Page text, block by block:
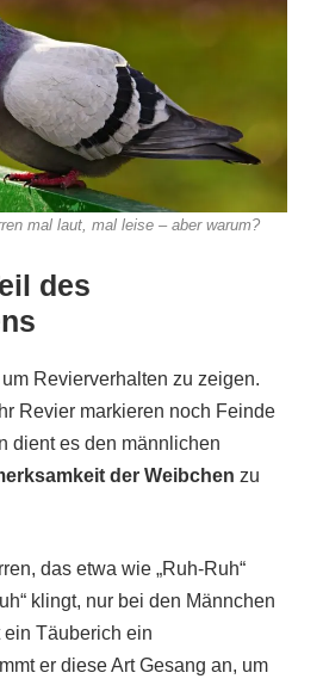
mal laut, mal leise – aber warum?
des
um Revierverhalten zu zeigen.
Revier markieren noch Feinde
dient es den männlichen
der Weibchen zu
das etwa wie „Ruh-Ruh“
klingt, nur bei den Männchen
ein Täuberich ein
er diese Art Gesang an, um